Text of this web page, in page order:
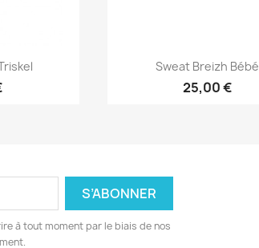
Aperçu rapide
Sweat Breizh Bébé
25,00 €
à tout moment par le biais de nos